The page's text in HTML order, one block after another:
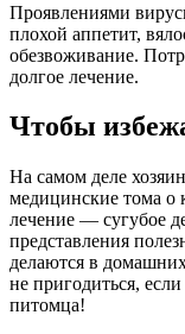
Проявлениями
плохой аппетит,
обезвоживание.
долгое лечение.
Чтобы
На самом деле
медицинские тома о
лечение — сугубое
представления
делаются в
не пригодиться,
питомца!